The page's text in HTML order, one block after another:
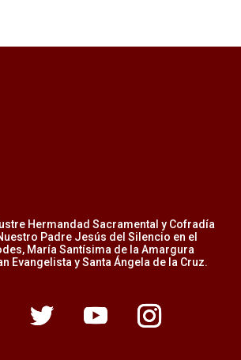
Hermandad Sacramental y Cofradía
Padre Jesús del Silencio en el
María Santísima de la Amargura
Evangelista y Santa Ángela de la Cruz.